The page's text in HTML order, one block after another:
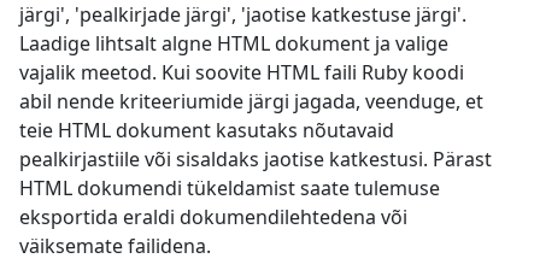
järgi', 'pealkirjade järgi', 'jaotise katkestuse järgi'.
Laadige lihtsalt algne HTML dokument ja valige
vajalik meetod. Kui soovite HTML faili Ruby koodi
abil nende kriteeriumide järgi jagada, veenduge, et
teie HTML dokument kasutaks nõutavaid
pealkirjastiile või sisaldaks jaotise katkestusi. Pärast
HTML dokumendi tükeldamist saate tulemuse
eksportida eraldi dokumendilehtedena või
väiksemate failidena.